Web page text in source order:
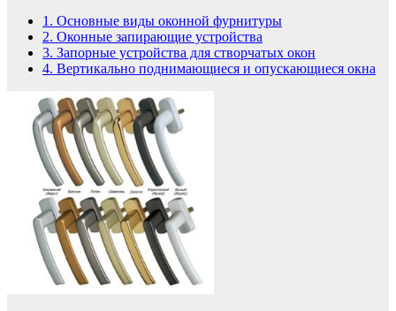
1. Основные виды оконной фурнитуры
2. Оконные запирающие устройства
3. Запорные устройства для створчатых окон
4. Вертикально поднимающиеся и опускающиеся окна